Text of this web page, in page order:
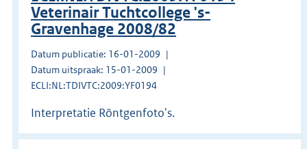
Veterinair Tuchtcollege 's-
Gravenhage 2008/82
Datum publicatie: 16-01-2009
Datum uitspraak: 15-01-2009
ECLI:NL:TDIVTC:2009:YF0194
Interpretatie Röntgenfoto's.